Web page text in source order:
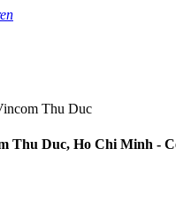
Thu Duc
Thu Duc, Ho Chi Minh -